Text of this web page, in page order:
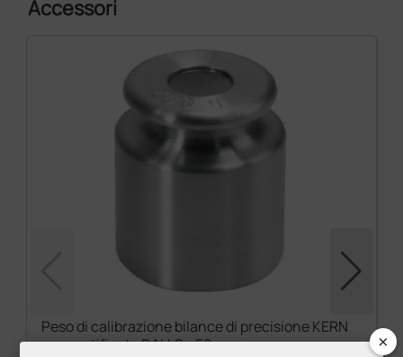
Accessori
Peso di calibrazione bilance di precisione KERN
con certificato DAkkS - 50 g
×